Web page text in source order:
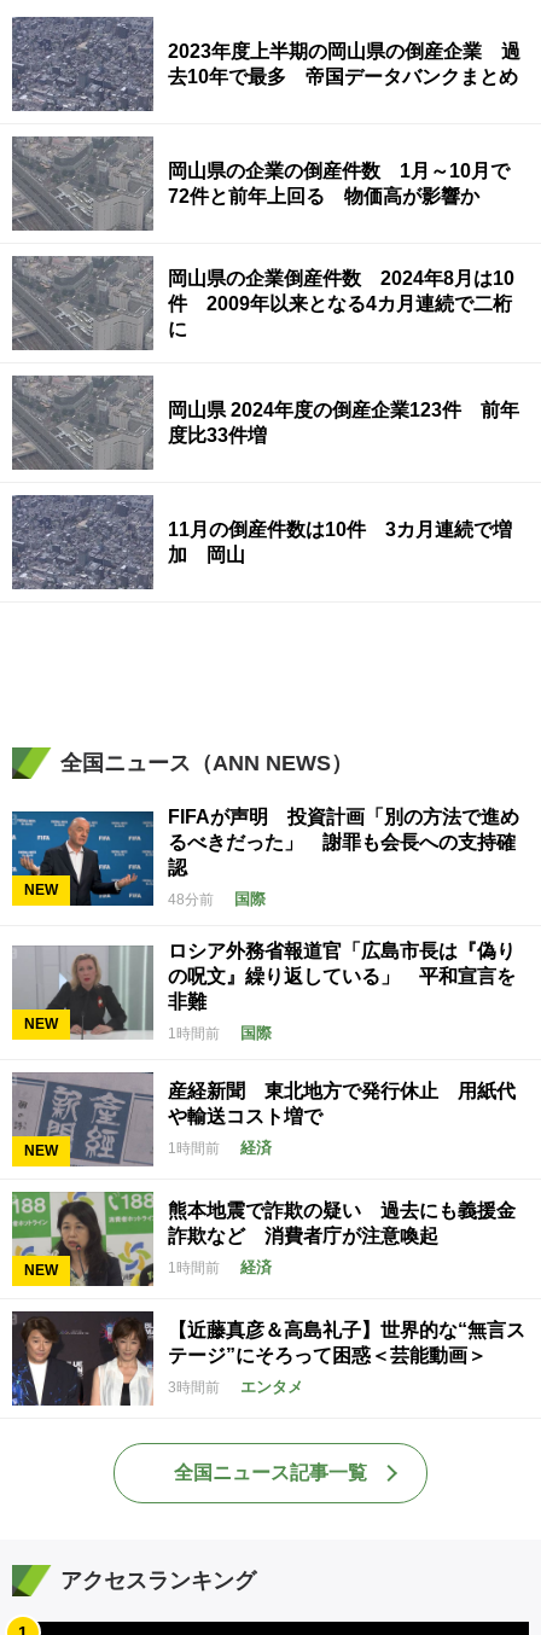
2023年度上半期の岡山県の倒産企業 過
去10年で最多 帝国データバンクまとめ
岡山県の企業の倒産件数 1月～10月で
72件と前年上回る 物価高が影響か
岡山県の企業倒産件数 2024年8月は10
件 2009年以来となる4カ月連続で二桁
に
岡山県 2024年度の倒産企業123件 前年
度比33件増
11月の倒産件数は10件 3カ月連続で増
加 岡山
全国ニュース（ANN NEWS）
NEW
FIFAが声明 投資計画「別の方法で進め
るべきだった」 謝罪も会長への支持確
認
48分前 国際
NEW
ロシア外務省報道官「広島市長は『偽り
の呪文』繰り返している」 平和宣言を
非難
1時間前 国際
NEW
産経新聞 東北地方で発行休止 用紙代
や輸送コスト増で
1時間前 経済
NEW
熊本地震で詐欺の疑い 過去にも義援金
詐欺など 消費者庁が注意喚起
1時間前 経済
【近藤真彦＆高島礼子】世界的な“無言ス
テージ”にそろって困惑＜芸能動画＞
3時間前 エンタメ
全国ニュース記事一覧
アクセスランキング